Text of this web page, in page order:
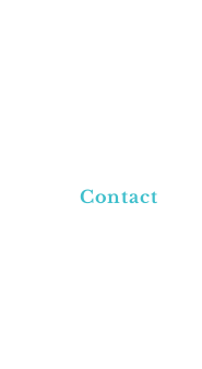
Contact